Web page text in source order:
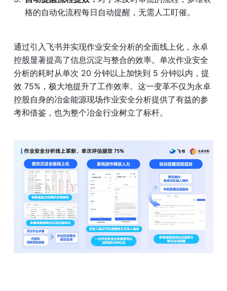
格的自动化流程每日自动提醒，无需人工盯催。
通过引入飞书并实现作业安全分析的全面线上化，永卓
控股显著提高了信息沉淀与整合的效率。单次作业安全
分析的耗时从单次 20 分钟以上加快到 5 分钟以内，提
效 75%，极大地提升了工作效率。这一变革不仅为永卓
控股自身的冶金能源现场作业安全分析提供了有益的参
考和借鉴，也为整个冶金行业树立了标杆。